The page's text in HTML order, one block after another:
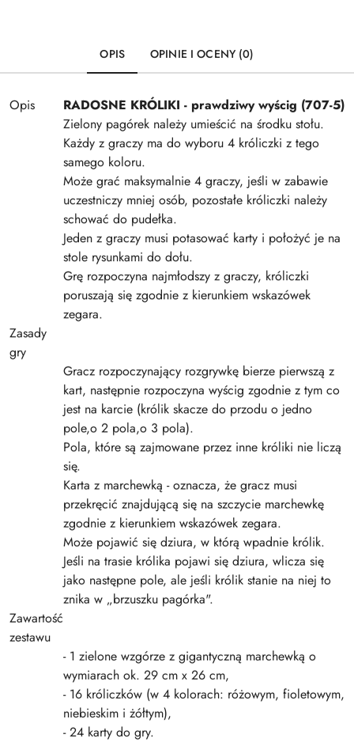
OPIS OPINIE I OCENY (0)
Opis
RADOSNE KRÓLIKI - prawdziwy wyścig (707-5)
Zielony pagórek należy umieścić na środku stołu.
Każdy z graczy ma do wyboru 4 króliczki z tego
samego koloru.
Może grać maksymalnie 4 graczy, jeśli w zabawie
uczestniczy mniej osób, pozostałe króliczki należy
schować do pudełka.
Jeden z graczy musi potasować karty i położyć je na
stole rysunkami do dołu.
Grę rozpoczyna najmłodszy z graczy, króliczki
poruszają się zgodnie z kierunkiem wskazówek
zegara.
Zasady
gry
Gracz rozpoczynający rozgrywkę bierze pierwszą z
kart, następnie rozpoczyna wyścig zgodnie z tym co
jest na karcie (królik skacze do przodu o jedno
pole,o 2 pola,o 3 pola).
Pola, które są zajmowane przez inne króliki nie liczą
się.
Karta z marchewką - oznacza, że gracz musi
przekręcić znajdującą się na szczycie marchewkę
zgodnie z kierunkiem wskazówek zegara.
Może pojawić się dziura, w którą wpadnie królik.
Jeśli na trasie królika pojawi się dziura, wlicza się
jako następne pole, ale jeśli królik stanie na niej to
znika w „brzuszku pagórka".
Zawartość
zestawu
- 1 zielone wzgórze z gigantyczną marchewką o
wymiarach ok. 29 cm x 26 cm,
- 16 króliczków (w 4 kolorach: różowym, fioletowym,
niebieskim i żółtym),
- 24 karty do gry.